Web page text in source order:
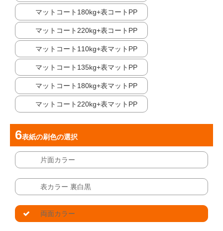
マットコート180kg+表コートPP
マットコート220kg+表コートPP
マットコート110kg+表マットPP
マットコート135kg+表マットPP
マットコート180kg+表マットPP
マットコート220kg+表マットPP
表紙の刷色の選択
片面カラー
表カラー 裏白黒
両面カラー